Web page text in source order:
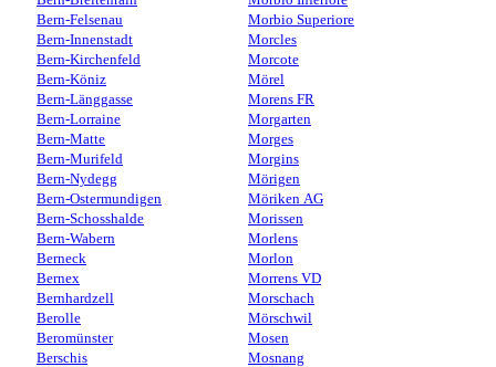
Bern-Felsenau
Bern-Innenstadt
Bern-Kirchenfeld
Bern-Köniz
Bern-Länggasse
Bern-Lorraine
Bern-Matte
Bern-Murifeld
Bern-Nydegg
Bern-Ostermundigen
Bern-Schosshalde
Bern-Wabern
Berneck
Bernex
Bernhardzell
Berolle
Beromünster
Berschis
Morbio Superiore
Morcles
Morcote
Mörel
Morens FR
Morgarten
Morges
Morgins
Mörigen
Möriken AG
Morissen
Morlens
Morlon
Morrens VD
Morschach
Mörschwil
Mosen
Mosnang